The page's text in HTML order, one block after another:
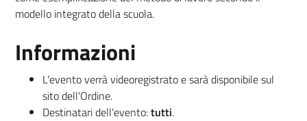
modello integrato della scuola.
Informazioni
L'evento verrà videoregistrato e sarà disponibile sul
sito dell'Ordine.
Destinatari dell'evento:tutti.